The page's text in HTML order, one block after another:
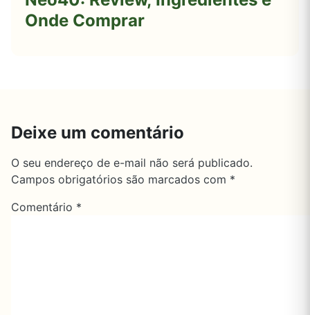
Onde Comprar
Deixe um comentário
O seu endereço de e-mail não será publicado.
Campos obrigatórios são marcados com *
Comentário *